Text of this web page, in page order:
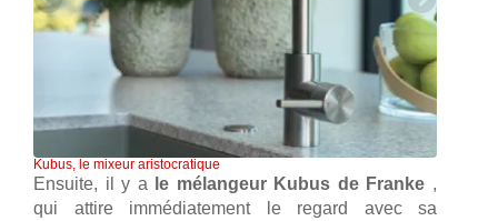
Kubus, le mixeur aristocratique
Ensuite, il y a le mélangeur Kubus de Franke ,
qui attire immédiatement le regard avec sa